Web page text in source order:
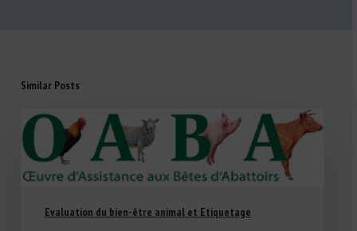
Similar Posts
Evaluation du bien-être animal et Etiquetage